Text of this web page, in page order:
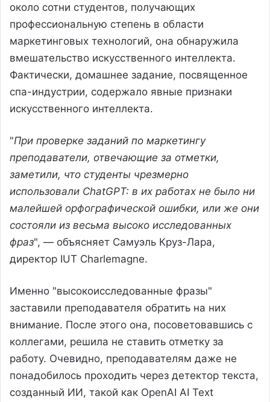
около сотни студентов, получающих
профессиональную степень в области
маркетинговых технологий, она обнаружила
вмешательство искусственного интеллекта.
Фактически, домашнее задание, посвященное
спа-индустрии, содержало явные признаки
искусственного интеллекта.
"При проверке заданий по маркетингу
преподаватели, отвечающие за отметки,
заметили, что студенты чрезмерно
использовали ChatGPT: в их работах не было ни
малейшей орфографической ошибки, или же они
состояли из весьма высоко исследованных
фраз", — объясняет Самуэль Круз-Лара,
директор IUT Charlemagne.
Именно "высокоисследованные фразы"
заставили преподавателя обратить на них
внимание. После этого она, посоветовавшись с
коллегами, решила не ставить отметку за
работу. Очевидно, преподавателям даже не
понадобилось проходить через детектор текста,
созданный ИИ, такой как OpenAI AI Text